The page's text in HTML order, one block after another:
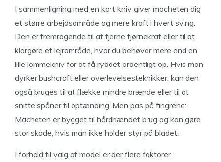
I sammenligning med en kort kniv giver macheten dig
et større arbejdsområde og mere kraft i hvert sving.
Den er fremragende til at fjerne tjørnekrat eller til at
klargøre et lejrområde, hvor du behøver mere end en
lille lommekniv for at få ryddet ordentligt op. Hvis man
dyrker bushcraft eller overlevelsesteknikker, kan den
også bruges til at flække mindre brænde eller til at
snitte spåner til optænding. Men pas på fingrene:
Macheten er bygget til hårdhændet brug og kan gøre
stor skade, hvis man ikke holder styr på bladet.
I forhold til valg af model er der flere faktorer.